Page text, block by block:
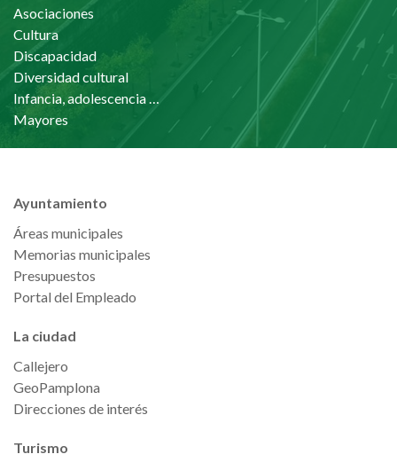
Asociaciones
Cultura
Discapacidad
Diversidad cultural
Infancia, adolescencia y familia
Mayores
Ayuntamiento
Áreas municipales
Memorias municipales
Presupuestos
Portal del Empleado
La ciudad
Callejero
GeoPamplona
Direcciones de interés
Turismo